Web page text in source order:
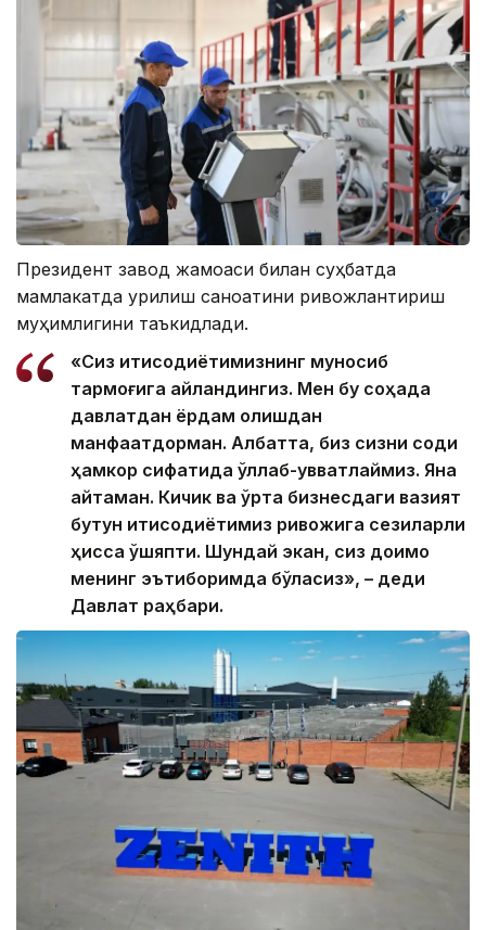
Президент завод жамоаси билан суҳбатда
мамлакатда қурилиш саноатини ривожлантириш
муҳимлигини таъкидлади.
«Сиз иқтисодиётимизнинг муносиб
тармоғига айландингиз. Мен бу соҳада
давлатдан ёрдам олишдан
манфаатдорман. Албатта, биз сизни содиқ
ҳамкор сифатида қўллаб-қувватлаймиз. Яна
айтаман. Кичик ва ўрта бизнесдаги вазият
бутун иқтисодиётимиз ривожига сезиларли
ҳисса қўшяпти. Шундай экан, сиз доимо
менинг эътиборимда бўласиз», – деди
Давлат раҳбари.